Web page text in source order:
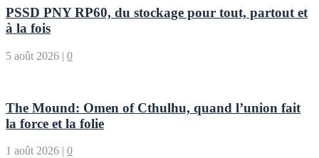
PSSD PNY RP60, du stockage pour tout, partout et
à la fois
5 août 2026 | 0
The Mound: Omen of Cthulhu, quand l’union fait
la force et la folie
1 août 2026 | 0